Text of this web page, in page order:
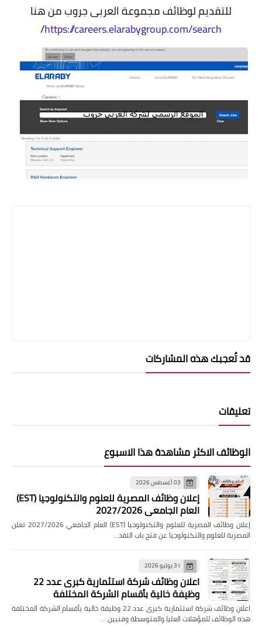
للتقديم لوظائف مجموعة العربى جروب من هنا
https://careers.elarabygroup.com/search
/
قد تُعجبك هذه المشاركات
تعليقات
الوظائف الاكثر مشاهدة هذا الاسبوع
03 أغسطس 2026
إعلان وظائف المصرية للعلوم والتكنولوجيا (EST)
العام الجامعي 2027/2026
إعلان وظائف المصرية للعلوم والتكنولوجيا (EST) العام الجامعي 2027/2026 تعلن
المصرية للعلوم والتكنولوجيا عن فتح باب التقد…
31 يوليو 2026
اعلان وظائف شركة استثمارية كبرى عدد 22
وظيفة خالية بأقسام الشركة المختلفة
اعلان وظائف شركة استثمارية كبرى عدد 22 وظيفة خالية بأقسام الشركة المختلفة
هذه الوظائف للمؤهلات العليا والمتوسطة وفنيين …